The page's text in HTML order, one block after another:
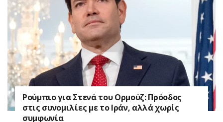
Ρούμπιο για Στενά του Ορμούζ: Πρόοδος
στις συνομιλίες με το Ιράν, αλλά χωρίς
συμφωνία